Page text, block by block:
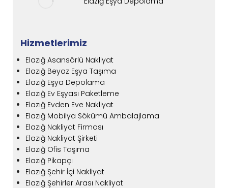
Hizmetlerimiz
Elazığ Asansörlü Nakliyat
Elazığ Beyaz Eşya Taşıma
Elazığ Eşya Depolama
Elazığ Ev Eşyası Paketleme
Elazığ Evden Eve Nakliyat
Elazığ Mobilya Sökümü Ambalajlama
Elazığ Nakliyat Firması
Elazığ Nakliyat Şirketi
Elazığ Ofis Taşıma
Elazığ Pikapçı
Elazığ Şehir İçi Nakliyat
Elazığ Şehirler Arası Nakliyat